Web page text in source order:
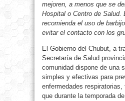
mejoren, a menos que se
Hospital o Centro de Salud.
recomienda el uso de
evitar el contacto con los
El Gobierno del Chubut, a
Secretaría de Salud
comunidad dispone de una
simples y efectivas para
enfermedades
que durante la temporada